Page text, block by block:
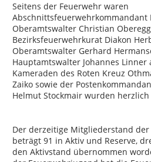
Seitens der Feuerwehr waren
Abschnittsfeuerwehrkommandant
Oberamtswalter Christian
Bezirksfeuerwehrkurat Diakon
Oberamtswalter Gerhard
Hauptamtswalter Johannes Linner
Kameraden des Roten Kreuz
Zaiko sowie der
Helmut Stockmair wurden
Der derzeitige Mitgliederstand der
beträgt 91 in Aktiv und Reserve,
den Aktivstand übernommen